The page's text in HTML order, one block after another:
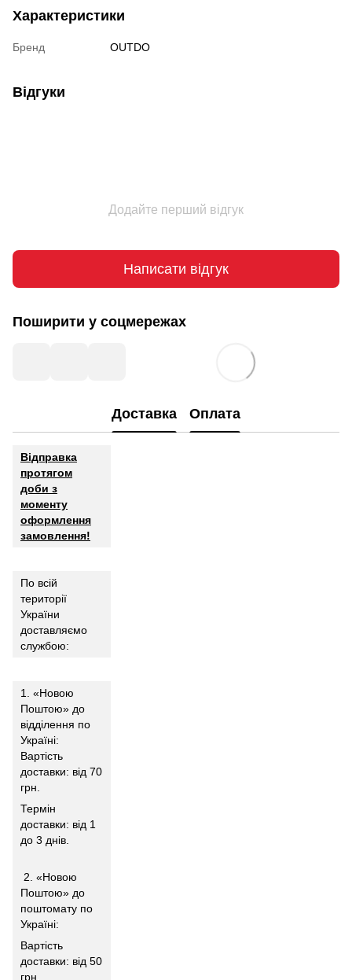
Характеристики
Бренд OUTDO
Відгуки
Додайте перший відгук
Написати відгук
Поширити у соцмережах
Доставка Оплата
Відправка
протягом
доби з
моменту
оформлення
замовлення!
По всій
території
України
доставляємо
службою:
1. «Новою
Поштою» до
відділення по
Україні:
Вартість
доставки: від 70
грн.
Термін
доставки: від 1
до 3 днів.
2. «Новою
Поштою» до
поштомату по
Україні:
Вартість
доставки: від 50
грн.